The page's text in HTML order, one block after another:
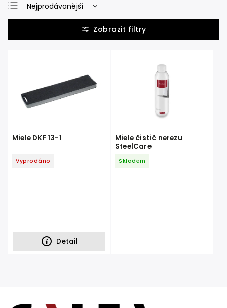
Nejprodávanější
Nejlevnější
Nejdražší
Miele DKF 13-1
Vyprodáno
Detail
Miele čistič nerezu
SteelCare
Skladem